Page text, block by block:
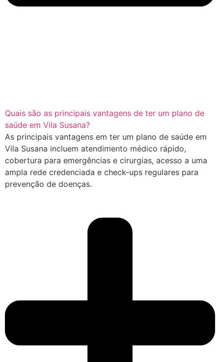
Quais são as principais vantagens de ter um plano de
saúde em Vila Susana?
As principais vantagens em ter um plano de saúde em
Vila Susana incluem atendimento médico rápido,
cobertura para emergências e cirurgias, acesso a uma
ampla rede credenciada e check-ups regulares para
prevenção de doenças.